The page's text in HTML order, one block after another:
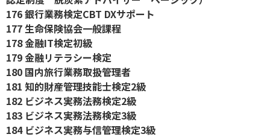
176 銀行業務検定CBT DXサポート
177 生命保険協会一般課程
178 金融IT検定初級
179 金融リテラシー検定
180 国内旅行業務取扱管理者
181 知的財産管理技能士検定2級
182 ビジネス実務法務検定2級
183 ビジネス実務法務検定3級
184 ビジネス実務与信管理検定3級